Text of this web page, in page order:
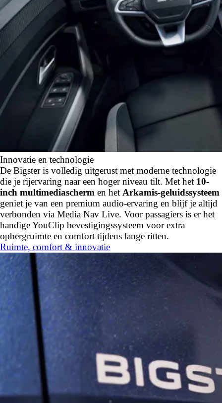
Innovatie en technologie
De Bigster is volledig uitgerust met moderne technologie
die je rijervaring naar een hoger niveau tilt. Met het 10-
inch multimediascherm en het Arkamis-geluidssysteem
geniet je van een premium audio-ervaring en blijf je altijd
verbonden via Media Nav Live. Voor passagiers is er het
handige YouClip bevestigingssysteem voor extra
opbergruimte en comfort tijdens lange ritten.
Ruimte, comfort & innovatie